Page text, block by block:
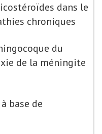
dans le
chroniques
du
de la méningite
base de